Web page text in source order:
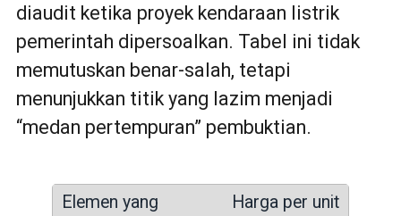
diaudit ketika proyek kendaraan listrik
pemerintah dipersoalkan. Tabel ini tidak
memutuskan benar-salah, tetapi
menunjukkan titik yang lazim menjadi
“medan pertempuran” pembuktian.
Harga per unit